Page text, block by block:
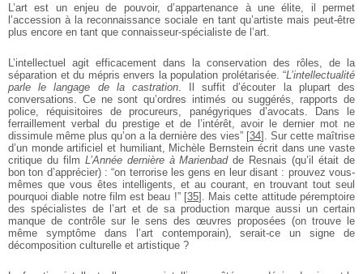
L’art est un enjeu de pouvoir, d’appartenance à une élite, il permet
l’accession à la reconnaissance sociale en tant qu’artiste mais peut-être
plus encore en tant que connaisseur-spécialiste de l’art.
L’intellectuel agit efficacement dans la conservation des rôles, de la
séparation et du mépris envers la population prolétarisée. “L’intellectualité
parle le langage de la castration. Il suffit d’écouter la plupart des
conversations. Ce ne sont qu’ordres intimés ou suggérés, rapports de
police, réquisitoires de procureurs, panégyriques d’avocats. Dans le
ferraillement verbal du prestige et de l’intérêt, avoir le dernier mot ne
dissimule même plus qu’on a la dernière des vies” [34] . Sur cette maîtrise
d’un monde artificiel et humiliant, Michèle Bernstein écrit dans une vaste
critique du film L’Année dernière à Marienbadde Resnais (qu’il était de
bon ton d’apprécier) : “on terrorise les gens en leur disant : prouvez vous-
mêmes que vous êtes intelligents, et au courant, en trouvant tout seul
pourquoi diable notre film est beau !”[35] . Mais cette attitude péremptoire
des spécialistes de l’art et de sa production marque aussi un certain
manque de contrôle sur le sens des œuvres proposées (on trouve le
même symptôme dans l’art contemporain), serait-ce un signe de
décomposition culturelle et artistique ?